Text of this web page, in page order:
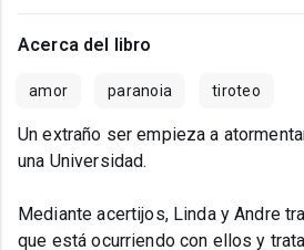
Acerca del libro
amor paranoia tiroteo
Un extraño ser empieza a
una Universidad.
Mediante acertijos, Linda y Andre
que está ocurriendo con ellos y